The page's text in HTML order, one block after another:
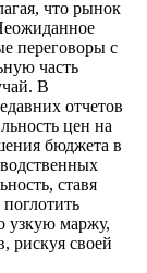
что рынок
переговоры с
часть
В
отчетов
цен на
бюджета в
ставя
узкую маржу,
рискуя своей